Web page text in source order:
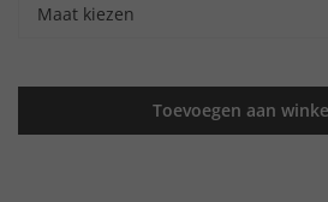
Maat kiezen
Toevoegen aan